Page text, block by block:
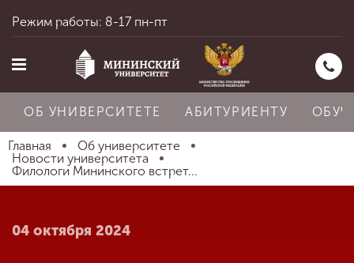
Главная
Режим работы: 8-17 пн-пт
ОБ УНИВЕРСИТЕТЕ АБИТУРИЕНТУ
Главная
Об университете
Новости университета
Филологи Мининского встрет...
04 октября 2024